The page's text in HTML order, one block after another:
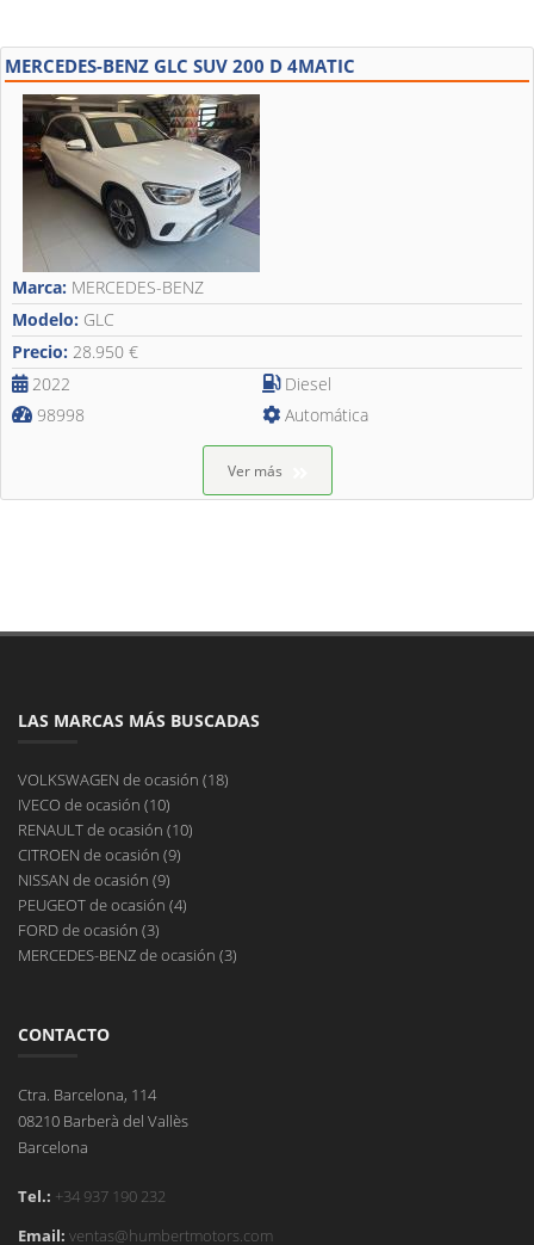
MERCEDES-BENZ GLC SUV 200 D 4MATIC
Marca: MERCEDES-BENZ
Modelo: GLC
Precio: 28.950 €
2022
98998
Diesel
Automática
Ver más
LAS MARCAS MÁS BUSCADAS
VOLKSWAGEN de ocasión (18)
IVECO de ocasión (10)
RENAULT de ocasión (10)
CITROEN de ocasión (9)
NISSAN de ocasión (9)
PEUGEOT de ocasión (4)
FORD de ocasión (3)
MERCEDES-BENZ de ocasión (3)
CONTACTO
Ctra. Barcelona, 114
08210 Barberà del Vallès
Barcelona
Tel.: +34 937 190 232
Email: ventas@humbertmotors.com